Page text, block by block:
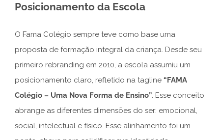
Posicionamento da Escola
O Fama Colégio sempre teve como base uma
proposta de formação integral da criança. Desde seu
primeiro rebranding em 2010, a escola assumiu um
posicionamento claro, refletido na tagline“FAMA
Colégio – Uma Nova Forma de Ensino”. Esse conceito
abrange as diferentes dimensões do ser: emocional,
social, intelectual e físico. Esse alinhamento foi um